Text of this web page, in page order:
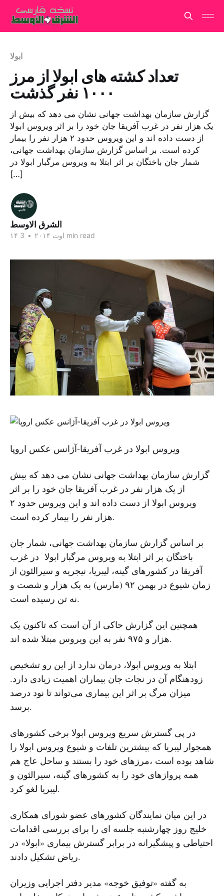
ابولا
تعداد کشته های ابولا از مرز
۱۰۰۰ نفر گذشت
گزارش سازمان بهداشت جهانی نشان می دهد که بیش از
یک هزار نفر در غرب آفریقا جان خود را بر اثر ویروس ابولا
از دست داده اند و این ویروس حدود ۲ هزار نفر را بیمار
کرده است. بر اساس گزارش سازمان بهداشت جهانی،
شمار جان باختگان بر اثر ابتلا به ویروس مرگبار ابولا در
[…]
الشرق الاوسط
۱۴ اوت ۲۰۱۴ • 3 min read
ویروس ابولا در غرب آفریقا-آژانس عکس اروپا
گزارش سازمان بهداشت جهانی نشان می دهد که بیش
از یک هزار نفر در غرب آفریقا جان خود را بر اثر
ویروس ابولا از دست داده اند و این ویروس حدود ۲
هزار نفر را بیمار کرده است.
بر اساس گزارش سازمان بهداشت جهانی، شمار جان
باختگان بر اثر ابتلا به ویروس مرگبار ابولا در غرب
آفریقا در کشورهای گینه، لیبریا، نیجریه و سیرالئون از
زمان شیوع در بهمن ۹۲ (مارس) به یک هزار و شصت و
نه تن رسیده است.
همچنین این گزارش حاکی از آن است که تاکنون یک
هزار و ۹۷۵ نفر به این ویروس مبتلا شده اند.
ابتلا به ویروس ابولا، درمان ندارد از این رو تشخیص
زودهنگام آن در نجات جان بیماران اهمیت زیادی دارد.
میزان مرگ بر اثر این بیماری می‌تواند تا نود درصد
برسد.
در پی گسترش سریع ویروس ابولا برخی کشورهای
همجوار لیبریا که بیشترین تلفات و شیوع ویروس ابولا را
شاهد بوده است ،مرزهای خود را بستند و ساحل عاج هم
همه پروازهای خود را به کشورهای گینه، سیرالئون و
لیبریا لغو کرد.
در این میان نمایندگان کشورهای عضو شورای همکاری
خلیج روز چهارشنبه جلسه ای را برای بررسی اقدامات
احتیاطی و پیشگیرانه در برابر گسترش بیماری «ابولا» در
ریاض تشکیل دادند.
به گفته «توفیق خوجه» مدیر دفتر اجرایی وزیران